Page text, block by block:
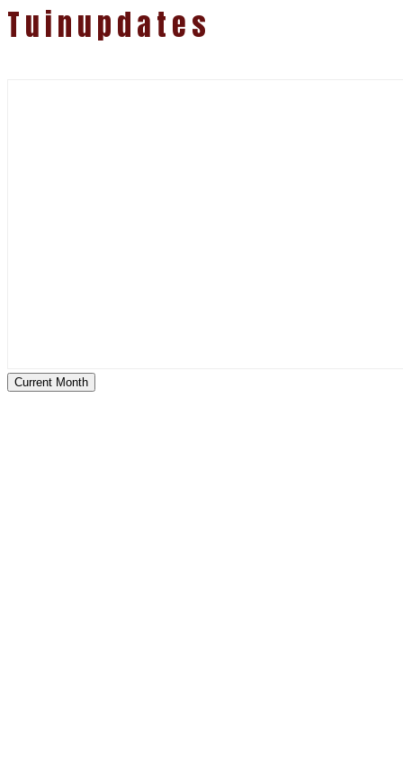
Tuinupdates
Current Month